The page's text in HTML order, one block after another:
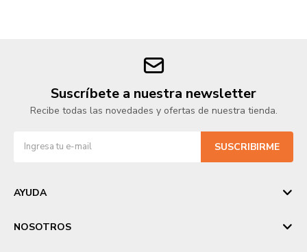
Suscríbete a nuestra newsletter
Recibe todas las novedades y ofertas de nuestra tienda.
SUSCRIBIRME
AYUDA
NOSOTROS